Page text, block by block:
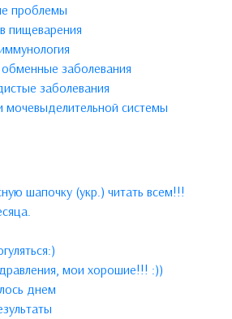
проблемы
пищеварения
заболевания
заболевания
мочевыделительной системы
шапочку (укр.) читать всем!!!
мои хорошие!!! :))
днем